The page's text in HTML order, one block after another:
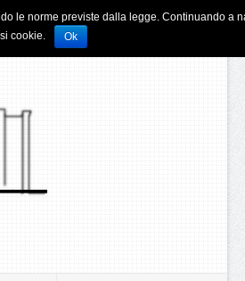
le norme previste dalla legge. Continuando a
cookie.
Ok